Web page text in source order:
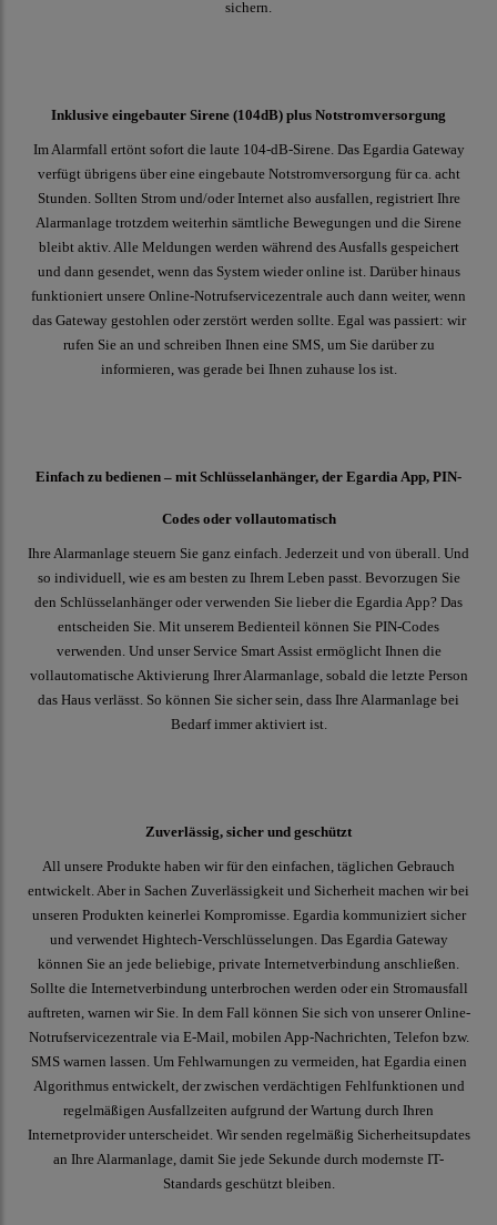
sichern.
Inklusive eingebauter Sirene (104dB) plus Notstromversorgung
Im Alarmfall ertönt sofort die laute 104-dB-Sirene. Das Egardia Gateway
verfügt übrigens über eine eingebaute Notstromversorgung für ca. acht
Stunden. Sollten Strom und/oder Internet also ausfallen, registriert Ihre
Alarmanlage trotzdem weiterhin sämtliche Bewegungen und die Sirene
bleibt aktiv. Alle Meldungen werden während des Ausfalls gespeichert
und dann gesendet, wenn das System wieder online ist. Darüber hinaus
funktioniert unsere Online-Notrufservicezentrale auch dann weiter, wenn
das Gateway gestohlen oder zerstört werden sollte. Egal was passiert: wir
rufen Sie an und schreiben Ihnen eine SMS, um Sie darüber zu
informieren, was gerade bei Ihnen zuhause los ist.
Einfach zu bedienen – mit Schlüsselanhänger, der Egardia App, PIN-
Codes oder vollautomatisch
Ihre Alarmanlage steuern Sie ganz einfach. Jederzeit und von überall. Und
so individuell, wie es am besten zu Ihrem Leben passt. Bevorzugen Sie
den Schlüsselanhänger oder verwenden Sie lieber die Egardia App? Das
entscheiden Sie. Mit unserem Bedienteil können Sie PIN-Codes
verwenden. Und unser Service Smart Assist ermöglicht Ihnen die
vollautomatische Aktivierung Ihrer Alarmanlage, sobald die letzte Person
das Haus verlässt. So können Sie sicher sein, dass Ihre Alarmanlage bei
Bedarf immer aktiviert ist.
Zuverlässig, sicher und geschützt
All unsere Produkte haben wir für den einfachen, täglichen Gebrauch
entwickelt. Aber in Sachen Zuverlässigkeit und Sicherheit machen wir bei
unseren Produkten keinerlei Kompromisse. Egardia kommuniziert sicher
und verwendet Hightech-Verschlüsselungen. Das Egardia Gateway
können Sie an jede beliebige, private Internetverbindung anschließen.
Sollte die Internetverbindung unterbrochen werden oder ein Stromausfall
auftreten, warnen wir Sie. In dem Fall können Sie sich von unserer Online-
Notrufservicezentrale via E-Mail, mobilen App-Nachrichten, Telefon bzw.
SMS warnen lassen. Um Fehlwarnungen zu vermeiden, hat Egardia einen
Algorithmus entwickelt, der zwischen verdächtigen Fehlfunktionen und
regelmäßigen Ausfallzeiten aufgrund der Wartung durch Ihren
Internetprovider unterscheidet. Wir senden regelmäßig Sicherheitsupdates
an Ihre Alarmanlage, damit Sie jede Sekunde durch modernste IT-
Standards geschützt bleiben.